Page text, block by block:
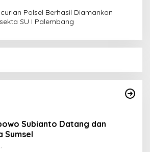
Polsel Berhasil Diamankan
SU I Palembang
Subianto Datang dan
Sumsel